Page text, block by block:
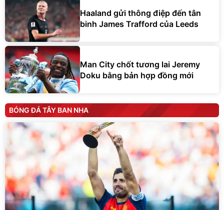
Haaland gửi thông điệp đến tân
binh James Trafford của Leeds
Man City chốt tương lai Jeremy
Doku bằng bản hợp đồng mới
BÓNG ĐÁ TÂY BAN NHA